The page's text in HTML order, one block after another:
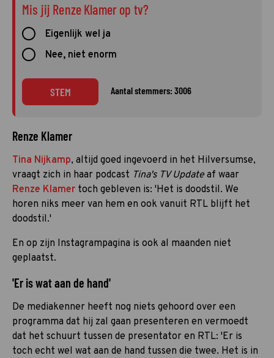
Mis jij Renze Klamer op tv?
Eigenlijk wel ja
Nee, niet enorm
STEM Aantal stemmers: 3006
Renze Klamer
Tina Nijkamp, altijd goed ingevoerd in het Hilversumse,
vraagt zich in haar podcast Tina's TV Update af waar
Renze Klamer toch gebleven is: 'Het is doodstil. We
horen niks meer van hem en ook vanuit RTL blijft het
doodstil.'
En op zijn Instagrampagina is ook al maanden niet
geplaatst.
'Er is wat aan de hand'
De mediakenner heeft nog niets gehoord over een
programma dat hij zal gaan presenteren en vermoedt
dat het schuurt tussen de presentator en RTL: 'Er is
toch echt wel wat aan de hand tussen die twee. Het is in